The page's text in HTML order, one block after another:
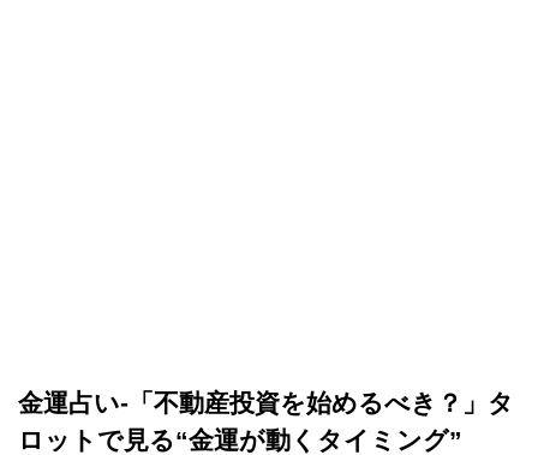
金運占い-「不動産投資を始めるべき？」タ
ロットで見る“金運が動くタイミング”